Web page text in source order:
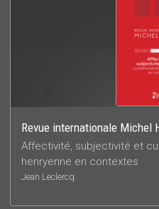
Revue internationale Michel
Affectivité, subjectivité et
henryenne en contextes
Jean Leclercq